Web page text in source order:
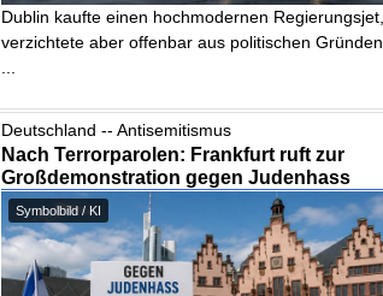
Dublin kaufte einen hochmodernen Regierungsjet,
verzichtete aber offenbar aus politischen Gründen
Deutschland -- Antisemitismus
Nach Terrorparolen: Frankfurt ruft zur
Großdemonstration gegen Judenhass
Symbolbild / KI